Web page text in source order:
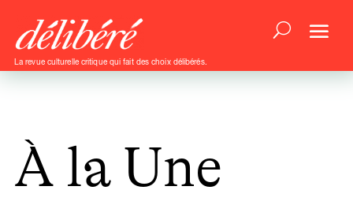
La revue culturelle critique qui fait des choix délibérés.
À la Une